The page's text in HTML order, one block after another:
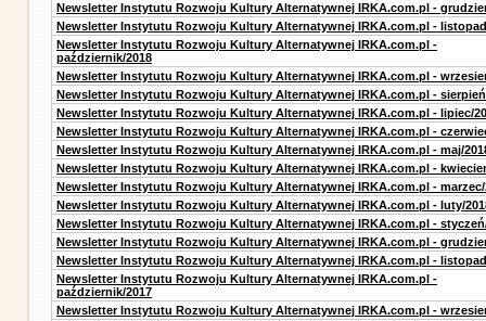
Newsletter Instytutu Rozwoju Kultury Alternatywnej IRKA.com.pl -
Newsletter Instytutu Rozwoju Kultury Alternatywnej IRKA.com.pl -
Newsletter Instytutu Rozwoju Kultury Alternatywnej IRKA.com.pl -
październik/2018
Newsletter Instytutu Rozwoju Kultury Alternatywnej IRKA.com.pl -
Newsletter Instytutu Rozwoju Kultury Alternatywnej IRKA.com.pl -
Newsletter Instytutu Rozwoju Kultury Alternatywnej IRKA.com.pl - lipiec/
Newsletter Instytutu Rozwoju Kultury Alternatywnej IRKA.com.pl -
Newsletter Instytutu Rozwoju Kultury Alternatywnej IRKA.com.pl - maj/
Newsletter Instytutu Rozwoju Kultury Alternatywnej IRKA.com.pl -
Newsletter Instytutu Rozwoju Kultury Alternatywnej IRKA.com.pl - marzec/
Newsletter Instytutu Rozwoju Kultury Alternatywnej IRKA.com.pl - luty/
Newsletter Instytutu Rozwoju Kultury Alternatywnej IRKA.com.pl -
Newsletter Instytutu Rozwoju Kultury Alternatywnej IRKA.com.pl -
Newsletter Instytutu Rozwoju Kultury Alternatywnej IRKA.com.pl -
Newsletter Instytutu Rozwoju Kultury Alternatywnej IRKA.com.pl -
październik/2017
Newsletter Instytutu Rozwoju Kultury Alternatywnej IRKA.com.pl -